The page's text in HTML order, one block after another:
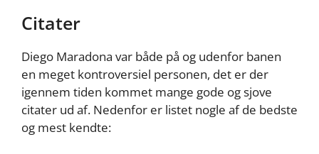
Citater
Diego Maradona var både på og udenfor banen
en meget kontroversiel personen, det er der
igennem tiden kommet mange gode og sjove
citater ud af. Nedenfor er listet nogle af de bedste
og mest kendte: